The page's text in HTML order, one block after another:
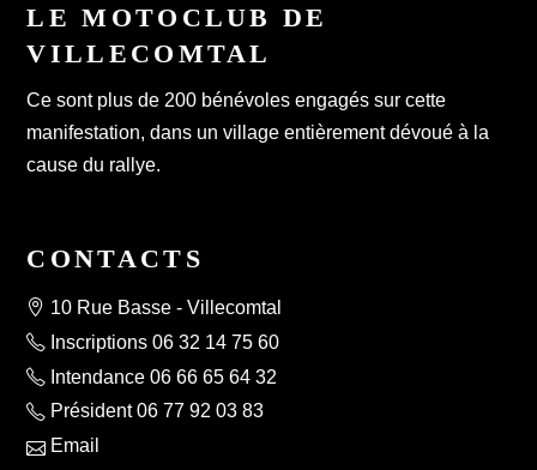
LE MOTOCLUB DE
VILLECOMTAL
Ce sont plus de 200 bénévoles engagés sur cette
manifestation, dans un village entièrement dévoué à la
cause du rallye.
CONTACTS
10 Rue Basse - Villecomtal
Inscriptions 06 32 14 75 60
Intendance 06 66 65 64 32
Président 06 77 92 03 83
Email